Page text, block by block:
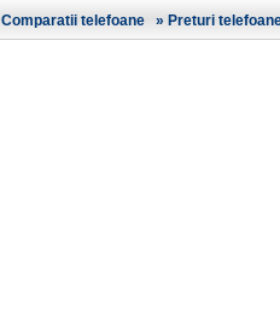
Comparatii telefoane » Preturi